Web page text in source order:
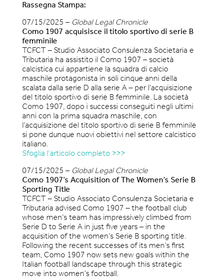
Rassegna Stampa:
07/15/2025 – Global Legal Chronicle
Como 1907 acquisisce il titolo sportivo di serie B
femminile
TCFCT – Studio Associato Consulenza Societaria e
Tributaria ha assistito il Como 1907 – società
calcistica cui appartiene la squadra di calcio
maschile protagonista in soli cinque anni della
scalata dalla serie D alla serie A – per l’acquisizione
del titolo sportivo di serie B femminile. La società
Como 1907, dopo i successi conseguiti negli ultimi
anni con la prima squadra maschile, con
l’acquisizione del titolo sportivo di serie B femminile
si pone dunque nuovi obiettivi nel settore calcistico
italiano.
Sfoglia l’articolo completo >>>
07/15/2025 – Global Legal Chronicle
Como 1907’s Acquisition of The Women’s Serie B
Sporting Title
TCFCT – Studio Associato Consulenza Societaria e
Tributaria advised Como 1907 – the football club
whose men’s team has impressively climbed from
Serie D to Serie A in just five years – in the
acquisition of the women’s Serie B sporting title.
Following the recent successes of its men’s first
team, Como 1907 now sets new goals within the
Italian football landscape through this strategic
move into women’s football.